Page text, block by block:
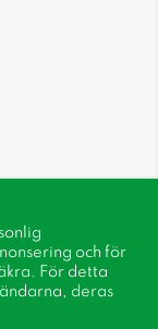
och för
För detta
deras